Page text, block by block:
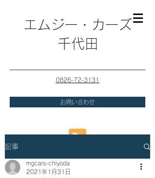
エムジー・カーズ
千代田
0826-72-3131
お問い合わせ
記事
mgcars-chiyoda
2021年1月31日